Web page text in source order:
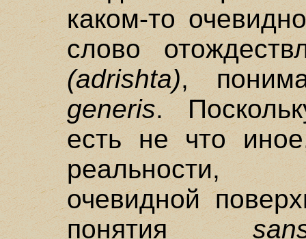
каком-то
слово
(adrishta),
generis.
есть не что
реальности,
очевидной
понятия